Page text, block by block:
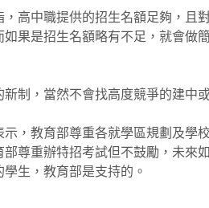
高中職提供的招生名額足夠，且
果是招生名額略有不足，就會做
制，當然不會找高度競爭的建中
，教育部尊重各就學區規劃及學
尊重辦特招考試但不鼓勵，未來
生，教育部是支持的。